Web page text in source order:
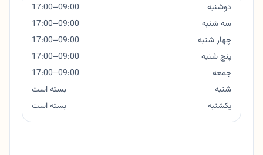
دوشنبه
09:00–17:00
سه شنبه
09:00–17:00
چهار شنبه
09:00–17:00
پنج شنبه
09:00–17:00
جمعه
09:00–17:00
شنبه
بسته است
یکشنبه
بسته است